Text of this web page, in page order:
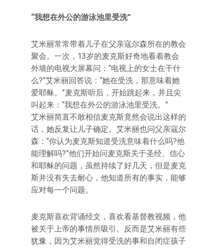
“我想在外公的游泳池里受洗”
艾米丽常常带着儿子在父亲寇尔森所在的教会
聚会。一次，13岁的麦克斯好奇地看着教会
外墙的电视大屏幕问：“电视上的女士在干什
么?”艾米丽回答说：“她在受洗，那意味着她
爱耶稣。”麦克斯听后，开始跳起来，并且尖
叫起来：“我想在外公的游泳池里受洗。”
艾米丽简直不敢相信麦克斯竟然会说出这样的
话，她反复让儿子确定。艾米丽也问父亲寇尔
森：“你认为麦克斯知道受洗意味着什么吗?他
能理解吗?”他们开始问麦克斯关于圣经、信心
和耶稣的问题，虽然持续了好几天，但是麦克
斯并没有失去耐心，他知道所有的事实，能够
应对每一个问题。
麦克斯喜欢背诵经文，喜欢看基督教视频，他
被关于上帝的事情所吸引。反而是艾米丽有些
犹豫，因为艾米丽觉得受洗的事和自闭症孩子